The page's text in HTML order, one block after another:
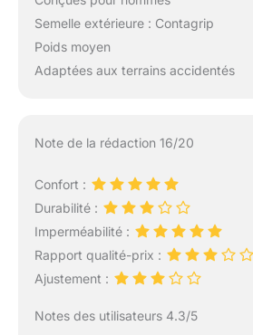
Semelle extérieure : Contagrip
Poids moyen
Adaptées aux terrains accidentés
Note de la rédaction 16/20
Confort :
Durabilité :
Imperméabilité :
Rapport qualité-prix :
Ajustement :
Notes des utilisateurs 4.3/5